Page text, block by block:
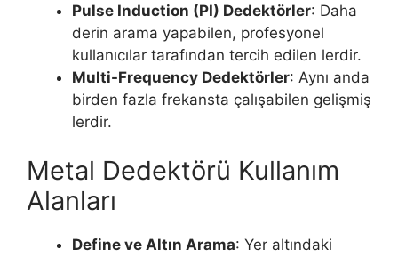
Pulse Induction (PI) Dedektörler: Daha
derin arama yapabilen, profesyonel
kullanıcılar tarafından tercih edilen lerdir.
Multi-Frequency Dedektörler: Aynı anda
birden fazla frekansta çalışabilen gelişmiş
lerdir.
Metal Dedektörü Kullanım
Alanları
Define ve Altın Arama: Yer altındaki